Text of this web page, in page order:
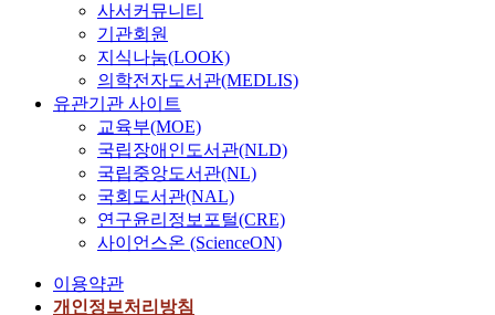
사서커뮤니티
기관회원
지식나눔(LOOK)
의학전자도서관(MEDLIS)
유관기관 사이트
교육부(MOE)
국립장애인도서관(NLD)
국립중앙도서관(NL)
국회도서관(NAL)
연구윤리정보포털(CRE)
사이언스온 (ScienceON)
이용약관
개인정보처리방침